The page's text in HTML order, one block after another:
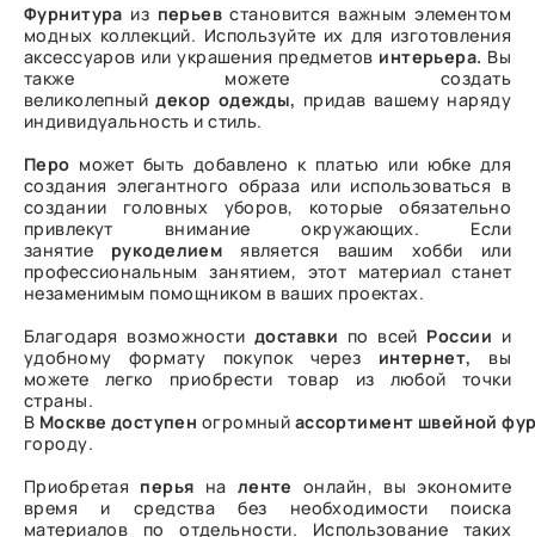
Фурнитура из перьев становится важным элементом
модных коллекций. Используйте их для изготовления
аксессуаров или украшения предметов интерьера. Вы
также можете создать
великолепныйдекор одежды, придав вашему наряду
индивидуальность и стиль.
Перо может быть добавлено к платью или юбке для
создания элегантного образа или использоваться в
создании головных уборов, которые обязательно
привлекут внимание окружающих. Если
занятие рукоделием является вашим хобби или
профессиональным занятием, этот материал станет
незаменимым помощником в ваших проектах.
Благодаря возможности доставки по всей России и
удобному формату покупок через интернет, вы
можете легко приобрести товар из любой точки
страны.
В Москве доступен огромный ассортимент швейной
городу.
Приобретая перья на ленте онлайн, вы экономите
время и средства без необходимости поиска
материалов по отдельности. Использование таких